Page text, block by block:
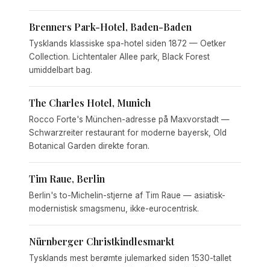
Brenners Park-Hotel, Baden-Baden
Tysklands klassiske spa-hotel siden 1872 — Oetker
Collection. Lichtentaler Allee park, Black Forest
umiddelbart bag.
The Charles Hotel, Munich
Rocco Forte's München-adresse på Maxvorstadt —
Schwarzreiter restaurant for moderne bayersk, Old
Botanical Garden direkte foran.
Tim Raue, Berlin
Berlin's to-Michelin-stjerne af Tim Raue — asiatisk-
modernistisk smagsmenu, ikke-eurocentrisk.
Nürnberger Christkindlesmarkt
Tysklands mest berømte julemarked siden 1530-tallet